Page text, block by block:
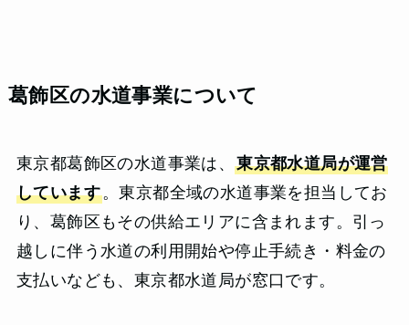
葛飾区の水道事業について
東京都葛飾区の水道事業は、東京都水道局が運営
しています。東京都全域の水道事業を担当してお
り、葛飾区もその供給エリアに含まれます。引っ
越しに伴う水道の利用開始や停止手続き・料金の
支払いなども、東京都水道局が窓口です。